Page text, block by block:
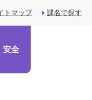
トマップ 課名で探す
安全